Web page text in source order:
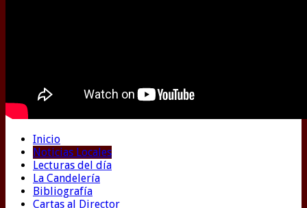
Inicio
Noticias Locales
Lecturas del día
La Candelería
Bibliografía
Cartas al Director